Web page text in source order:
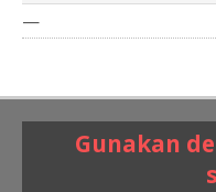
—
Gunakan